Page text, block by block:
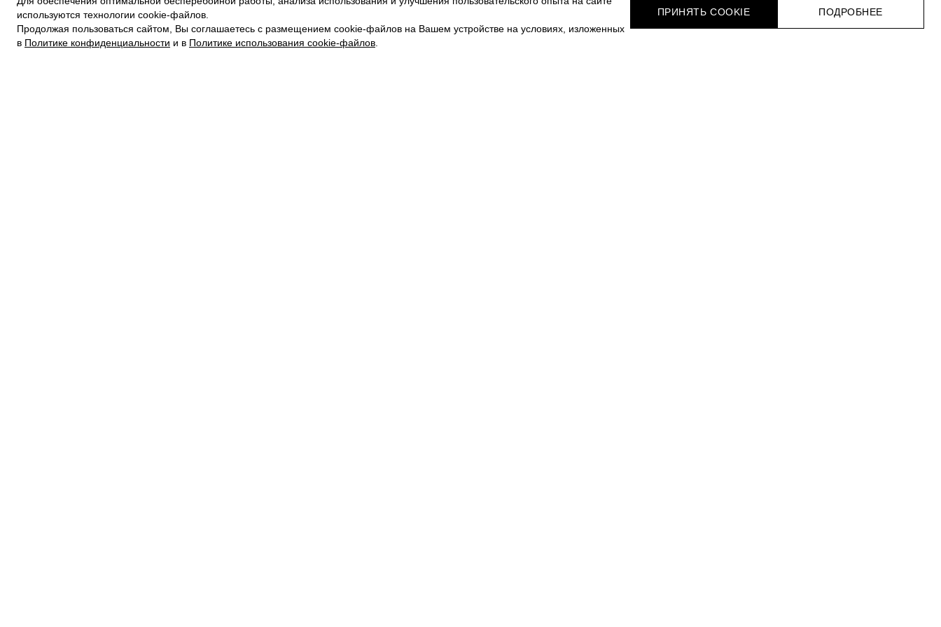
используются технологии cookie-файлов.
Продолжая пользоваться сайтом, Вы соглашаетесь с размещением cookie-файлов на Вашем устройстве на условиях, изложенных
в Политике конфиденциальности и в Политике использования cookie-файлов
ПРИНЯТЬ COOKIE ПОДРОБНЕЕ
ПОЛИТИКА КОНФИДЕНЦИАЛЬНОСТИ
ПОЛИТИКА COOKIE
УСЛОВИЯ ПОКУПКИ
КАРЬЕРА
ТЕЛЕГРАМ